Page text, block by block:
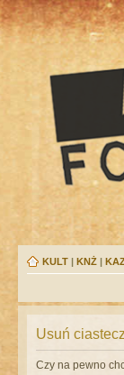
KULT | KNŻ |
Usuń
Czy na pewno